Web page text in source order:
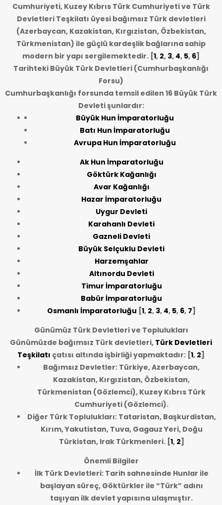
Cumhuriyeti, Kuzey Kıbrıs Türk Cumhuriyeti ve Türk
Devletleri Teşkilatı üyesi bağımsız Türk devletleri
(Azerbaycan, Kazakistan, Kırgızistan, Özbekistan,
Türkmenistan) ile güçlü kardeşlik bağlarına sahip
modern bir yapı sergilemektedir. [1, 2, 3, 4, 5, 6]
Tarihteki Büyük Türk Devletleri (Cumhurbaşkanlığı
Forsu)
Cumhurbaşkanlığı forsunda temsil edilen 16 Büyük Türk
Devleti şunlardır:
Büyük Hun İmparatorluğu
Batı Hun İmparatorluğu
Avrupa Hun İmparatorluğu
Ak Hun İmparatorluğu
Göktürk Kağanlığı
Avar Kağanlığı
Hazar İmparatorluğu
Uygur Devleti
Karahanlı Devleti
Gazneli Devleti
Büyük Selçuklu Devleti
Harzemşahlar
Altınordu Devleti
Timur İmparatorluğu
Babür İmparatorluğu
Osmanlı İmparatorluğu [1, 2, 3, 4, 5, 6, 7]
Günümüz Türk Devletleri ve Toplulukları
Günümüzde bağımsız Türk devletleri, Türk Devletleri
Teşkilatı çatısı altında işbirliği yapmaktadır: [1, 2]
Bağımsız Devletler: Türkiye, Azerbaycan,
Kazakistan, Kırgızistan, Özbekistan,
Türkmenistan (Gözlemci), Kuzey Kıbrıs Türk
Cumhuriyeti (Gözlemci).
Diğer Türk Toplulukları: Tataristan, Başkurdistan,
Kırım, Yakutistan, Tuva, Gagauz Yeri, Doğu
Türkistan, Irak Türkmenleri.[1, 2]
Önemli Bilgiler
İlk Türk Devletleri: Tarih sahnesinde Hunlar ile
başlayan süreç, Göktürkler ile “Türk” adını
taşıyan ilk devlet yapısına ulaşmıştır.